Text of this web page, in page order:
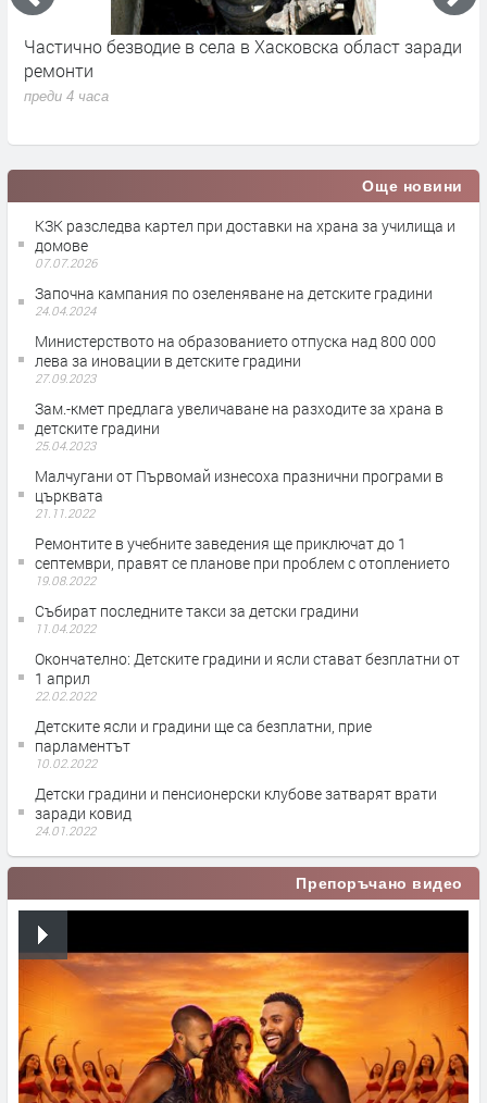
Частично безводие в села в Хасковска област заради
ремонти
преди 4 часа
Още новини
КЗК разследва картел при доставки на храна за училища и
домове
07.07.2026
Започна кампания по озеленяване на детските градини
24.04.2024
Министерството на образованието отпуска над 800 000
лева за иновации в детските градини
27.09.2023
Зам.-кмет предлага увеличаване на разходите за храна в
детските градини
25.04.2023
Малчугани от Първомай изнесоха празнични програми в
църквата
21.11.2022
Ремонтите в учебните заведения ще приключат до 1
септември, правят се планове при проблем с отоплението
19.08.2022
Събират последните такси за детски градини
11.04.2022
Окончателно: Детските градини и ясли стават безплатни от
1 април
22.02.2022
Детските ясли и градини ще са безплатни, прие
парламентът
10.02.2022
Детски градини и пенсионерски клубове затварят врати
заради ковид
24.01.2022
Препоръчано видео